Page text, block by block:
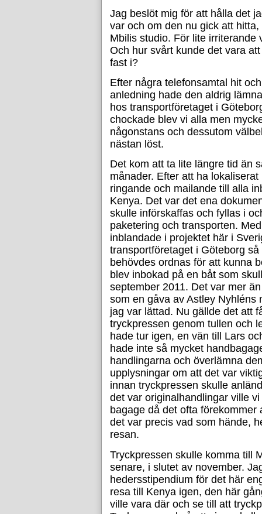
Jag beslöt mig för att hålla det
var och om den nu gick att
Mbilis studio. För lite irriterande
Och hur svårt kunde det vara
fast i?
Efter några telefonsamtal hit
anledning hade den aldrig
hos transportföretaget i
chockade blev vi alla men
någonstans och dessutom
nästan löst.
Det kom att ta lite längre tid än
månader. Efter att ha
ringande och mailande till alla
Kenya. Det var det ena
skulle införskaffas och fyllas i
paketering och transporten.
inblandade i projektet här i
transportföretaget i Göteborg
behövdes ordnas för att kunna
blev inbokad på en båt som
september 2011. Det var mer
som en gåva av Astley Nyhléns
jag var lättad. Nu gällde det att
tryckpressen genom tullen och
hade tur igen, en vän till Lars
hade inte så mycket
handlingarna och överlämna
upplysningar om att det var
innan tryckpressen skulle
det var originalhandlingar ville
bagage då det ofta
det var precis vad som hände,
resan.
Tryckpressen skulle komma till
senare, i slutet av november.
hedersstipendium för det här
resa till Kenya igen, den här
ville vara där och se till att